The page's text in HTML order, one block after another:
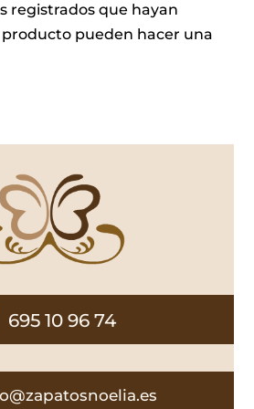
registrados que hayan
pueden hacer una
695 10 96 74